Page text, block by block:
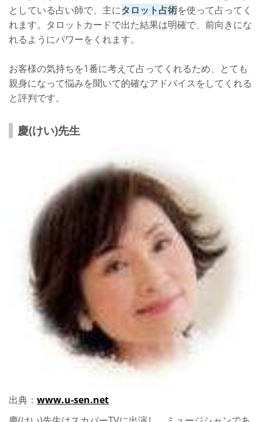
としている占い師で、主にタロット占術を使って占ってく
れます。タロットカードで出た結果は明確で、前向きにな
れるようにパワーをくれます。
お客様の気持ちを1番に考えて占ってくれるため、とても
親身になって悩みを聞いて的確なアドバイスをしてくれる
と評判です。
慶(けい)先生
出典： www.u-sen.net